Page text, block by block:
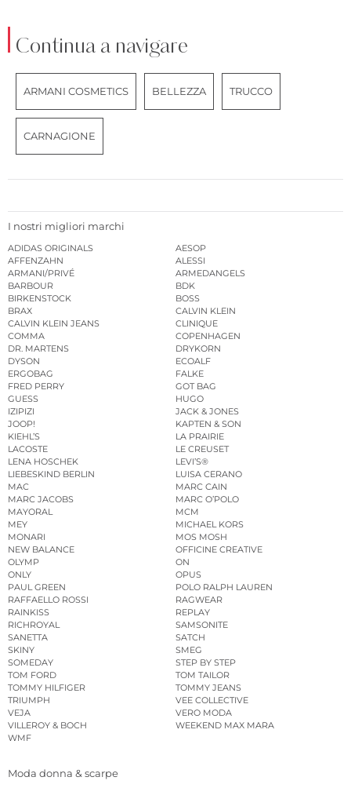
Continua a navigare
ARMANI COSMETICS BELLEZZA TRUCCO
CARNAGIONE
I nostri migliori marchi
ADIDAS ORIGINALS
AESOP
AFFENZAHN
ALESSI
ARMANI/PRIVÉ
ARMEDANGELS
BARBOUR
BDK
BIRKENSTOCK
BOSS
BRAX
CALVIN KLEIN
CALVIN KLEIN JEANS
CLINIQUE
COMMA
COPENHAGEN
DR. MARTENS
DRYKORN
DYSON
ECOALF
ERGOBAG
FALKE
FRED PERRY
GOT BAG
GUESS
HUGO
IZIPIZI
JACK & JONES
JOOP!
KAPTEN & SON
KIEHL’S
LA PRAIRIE
LACOSTE
LE CREUSET
LENA HOSCHEK
LEVI’S®
LIEBESKIND BERLIN
LUISA CERANO
MAC
MARC CAIN
MARC JACOBS
MARC O’POLO
MAYORAL
MCM
MEY
MICHAEL KORS
MONARI
MOS MOSH
NEW BALANCE
OFFICINE CREATIVE
OLYMP
ON
ONLY
OPUS
PAUL GREEN
POLO RALPH LAUREN
RAFFAELLO ROSSI
RAGWEAR
RAINKISS
REPLAY
RICHROYAL
SAMSONITE
SANETTA
SATCH
SKINY
SMEG
SOMEDAY
STEP BY STEP
TOM FORD
TOM TAILOR
TOMMY HILFIGER
TOMMY JEANS
TRIUMPH
VEE COLLECTIVE
VEJA
VERO MODA
VILLEROY & BOCH
WEEKEND MAX MARA
WMF
Moda donna & scarpe